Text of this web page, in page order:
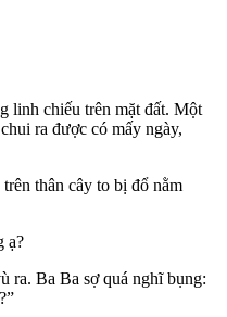
linh chiếu trên mặt đất. Một
ra được có mấy ngày,
thân cây to bị đổ nằm
ạ?
ra. Ba Ba sợ quá nghĩ bụng: